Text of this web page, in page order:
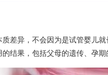
差异，不会因为是试管婴儿
结果，包括父母的遗传、孕期